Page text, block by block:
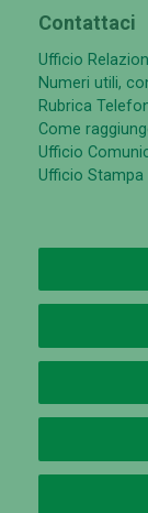
Contattaci
Ufficio
Numeri utili,
Rubrica
Come
Ufficio
Ufficio Stampa